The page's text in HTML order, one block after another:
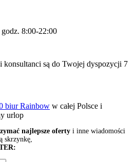
8:00-22:00
konsultanci są do Twojej dyspozycji 7
biur Rainbow w całej Polsce i
urlop
najlepsze oferty i inne wiadomości
skrzynkę,